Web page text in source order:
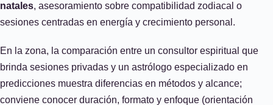
natales, asesoramiento sobre compatibilidad zodiacal o
sesiones centradas en energía y crecimiento personal.
En la zona, la comparación entre un consultor espiritual que
brinda sesiones privadas y un astrólogo especializado en
predicciones muestra diferencias en métodos y alcance;
conviene conocer duración, formato y enfoque (orientación